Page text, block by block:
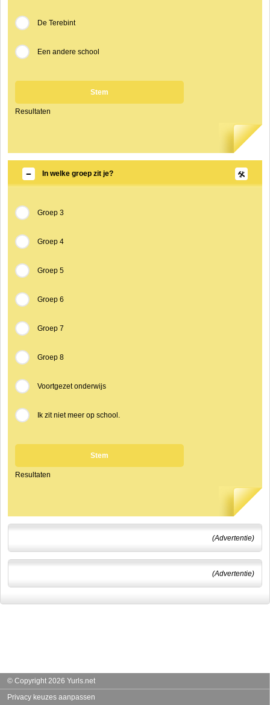
De Terebint
Een andere school
Stem
Resultaten
In welke groep zit je?
Groep 3
Groep 4
Groep 5
Groep 6
Groep 7
Groep 8
Voortgezet onderwijs
Ik zit niet meer op school.
Stem
Resultaten
(Advertentie)
(Advertentie)
© Copyright 2026 Yurls.net
Privacy keuzes aanpassen